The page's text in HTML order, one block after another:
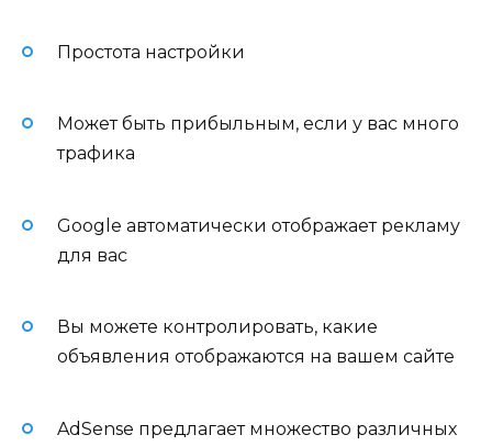
Простота настройки
Может быть прибыльным, если у вас много
трафика
Google автоматически отображает рекламу
для вас
Вы можете контролировать, какие
объявления отображаются на вашем сайте
AdSense предлагает множество различных